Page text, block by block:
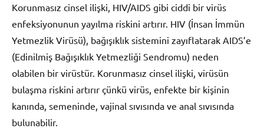
Korunmasız cinsel ilişki, HIV/AIDS gibi ciddi bir virüs
enfeksiyonunun yayılma riskini artırır. HIV (İnsan İmmün
Yetmezlik Virüsü), bağışıklık sistemini zayıflatarak AIDS’e
(Edinilmiş Bağışıklık Yetmezliği Sendromu) neden
olabilen bir virüstür. Korunmasız cinsel ilişki, virüsün
bulaşma riskini artırır çünkü virüs, enfekte bir kişinin
kanında, semeninde, vajinal sıvısında ve anal sıvısında
bulunabilir.